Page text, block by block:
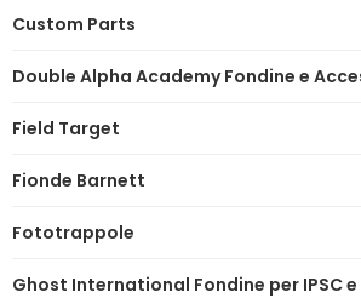
Custom Parts
Double Alpha Academy Fondine e
Field Target
Fionde Barnett
Fototrappole
Ghost International Fondine per IPSC e